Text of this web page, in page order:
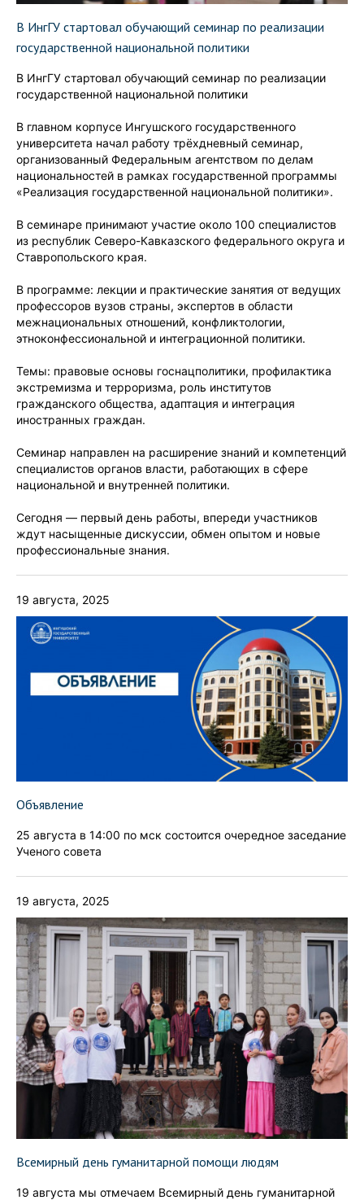
В ИнгГУ стартовал обучающий семинар по реализации
государственной национальной политики
В ИнгГУ стартовал обучающий семинар по реализации
государственной национальной политики
В главном корпусе Ингушского государственного
университета начал работу трёхдневный семинар,
организованный Федеральным агентством по делам
национальностей в рамках государственной программы
«Реализация государственной национальной политики».
В семинаре принимают участие около 100 специалистов
из республик Северо-Кавказского федерального округа и
Ставропольского края.
В программе: лекции и практические занятия от ведущих
профессоров вузов страны, экспертов в области
межнациональных отношений, конфликтологии,
этноконфессиональной и интеграционной политики.
Темы: правовые основы госнацполитики, профилактика
экстремизма и терроризма, роль институтов
гражданского общества, адаптация и интеграция
иностранных граждан.
Семинар направлен на расширение знаний и компетенций
специалистов органов власти, работающих в сфере
национальной и внутренней политики.
Сегодня — первый день работы, впереди участников
ждут насыщенные дискуссии, обмен опытом и новые
профессиональные знания.
19 августа, 2025
Объявление
25 августа в 14:00 по мск состоится очередное заседание
Ученого совета
19 августа, 2025
Всемирный день гуманитарной помощи людям
19 августа мы отмечаем Всемирный день гуманитарной